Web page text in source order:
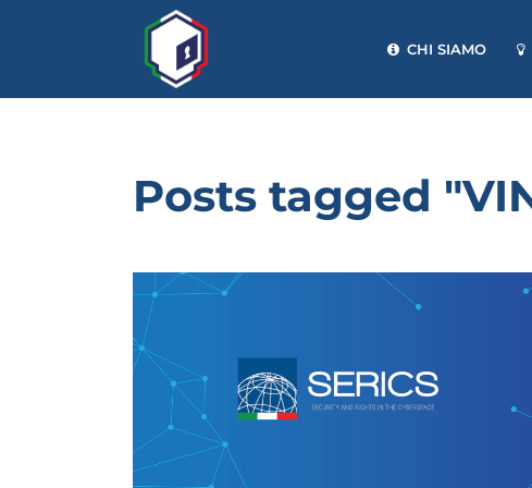
CHI SIAMO
Posts tagged